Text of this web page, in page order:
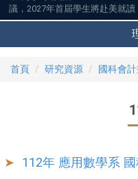
議，2027年首屆學生將赴美就讀
首頁 研究資源 國科會
112年 應用數學系